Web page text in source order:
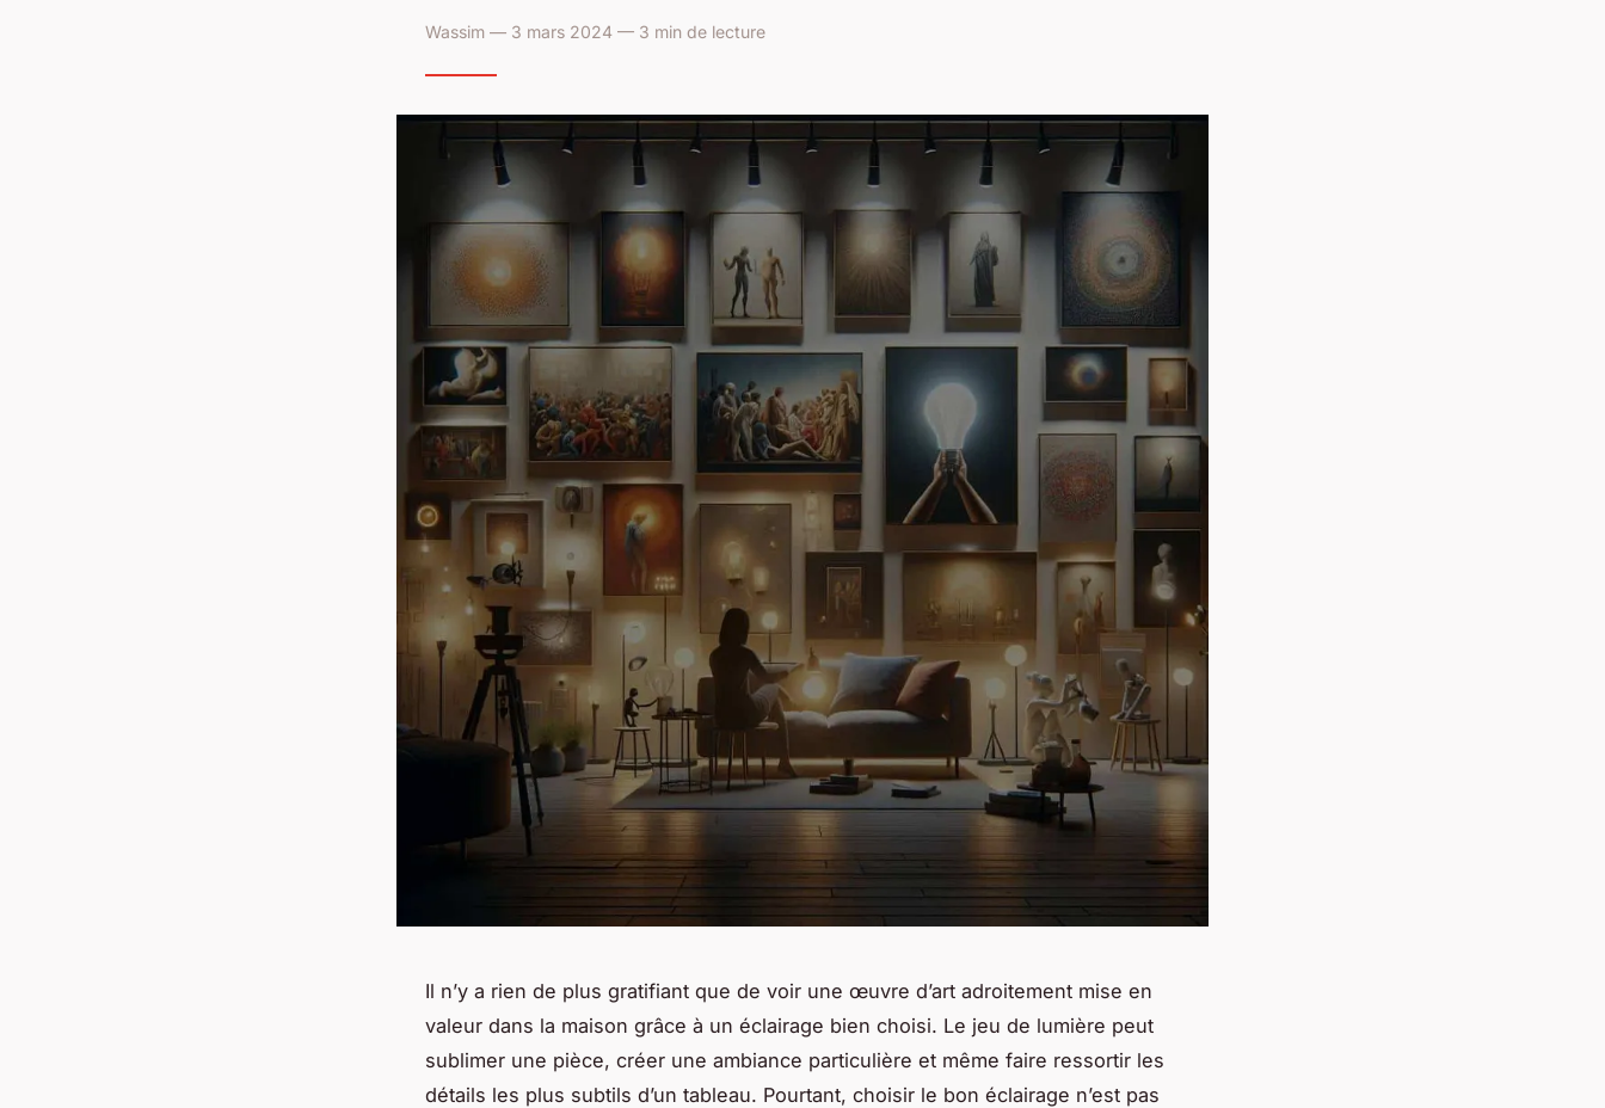
Wassim — 3 mars 2024 — 3 min de lecture
Il n’y a rien de plus gratifiant que de voir une œuvre d’art adroitement mise en
valeur dans la maison grâce à un éclairage bien choisi. Le jeu de lumière peut
sublimer une pièce, créer une ambiance particulière et même faire ressortir les
détails les plus subtils d’un tableau. Pourtant, choisir le bon éclairage n’est pas